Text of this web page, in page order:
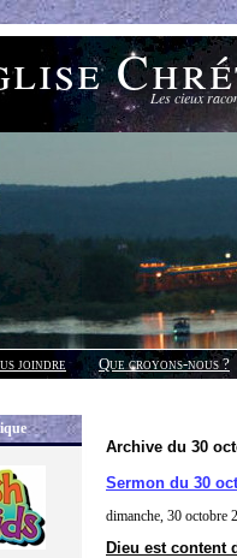
Les cieux
joindre Que croyons-nous ?
Archive du 30
Sermon du 30
dimanche, 30 octobre
Dieu est content